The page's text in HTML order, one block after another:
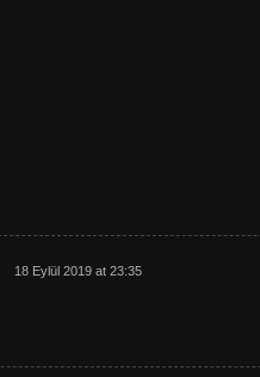
18 Eylül 2019 at 23:35